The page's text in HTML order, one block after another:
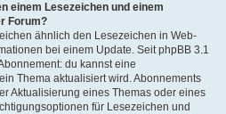
einem Lesezeichen und einem
Forum?
ähnlich den Lesezeichen in Web-
bei einem Update. Seit phpBB 3.1
du kannst eine
Thema aktualisiert wird. Abonnements
Aktualisierung eines Themas oder eines
für Lesezeichen und